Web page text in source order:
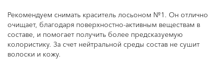
Рекомендуем снимать краситель лосьоном №1. Он отлично
очищает, благодаря поверхностно-активным веществам в
составе, и помогает получить более предсказуемую
колористику. За счет нейтральной среды состав не сушит
волоски и кожу.